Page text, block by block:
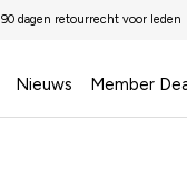
90 dagen retourrecht voor leden
Nieuws Member